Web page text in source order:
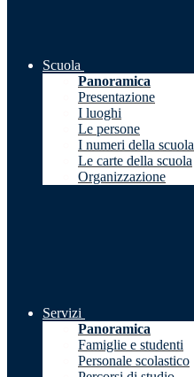
Scuola
Panoramica
Presentazione
I luoghi
Le persone
I numeri della scuola
Le carte della scuola
Organizzazione
Servizi
Panoramica
Famiglie e studenti
Personale scolastico